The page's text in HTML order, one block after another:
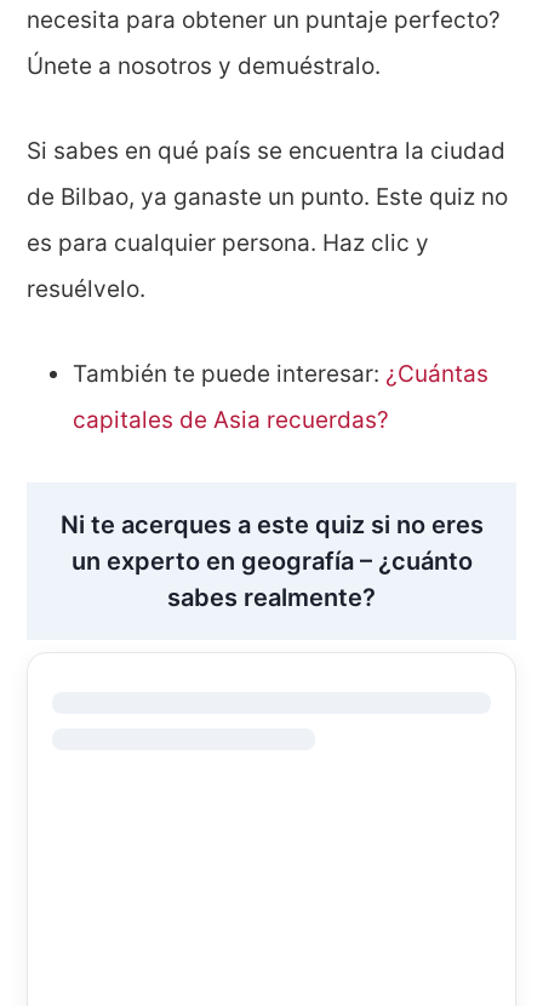
necesita para obtener un puntaje perfecto?
Únete a nosotros y demuéstralo.
Si sabes en qué país se encuentra la ciudad
de Bilbao, ya ganaste un punto. Este quiz no
es para cualquier persona. Haz clic y
resuélvelo.
También te puede interesar: ¿Cuántas
capitales de Asia recuerdas?
Ni te acerques a este quiz si no eres
un experto en geografía – ¿cuánto
sabes realmente?